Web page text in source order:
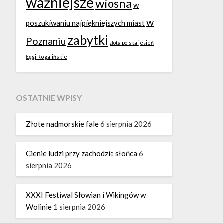
wiosna w
poszukiwaniu najpiękniejszych miastw
Poznaniu zabytki złota polska jesień
Łęgi Rogalińskie
OSTATNIE WPISY
Złote nadmorskie fale6 sierpnia 2026
Cienie ludzi przy zachodzie słońca6
sierpnia 2026
XXXI Festiwal Słowian i Wikingów w
Wolinie 1 sierpnia 2026